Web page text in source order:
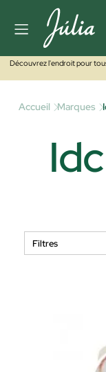
Découvrez l'endroit pour
Accueil Marques
Filtres